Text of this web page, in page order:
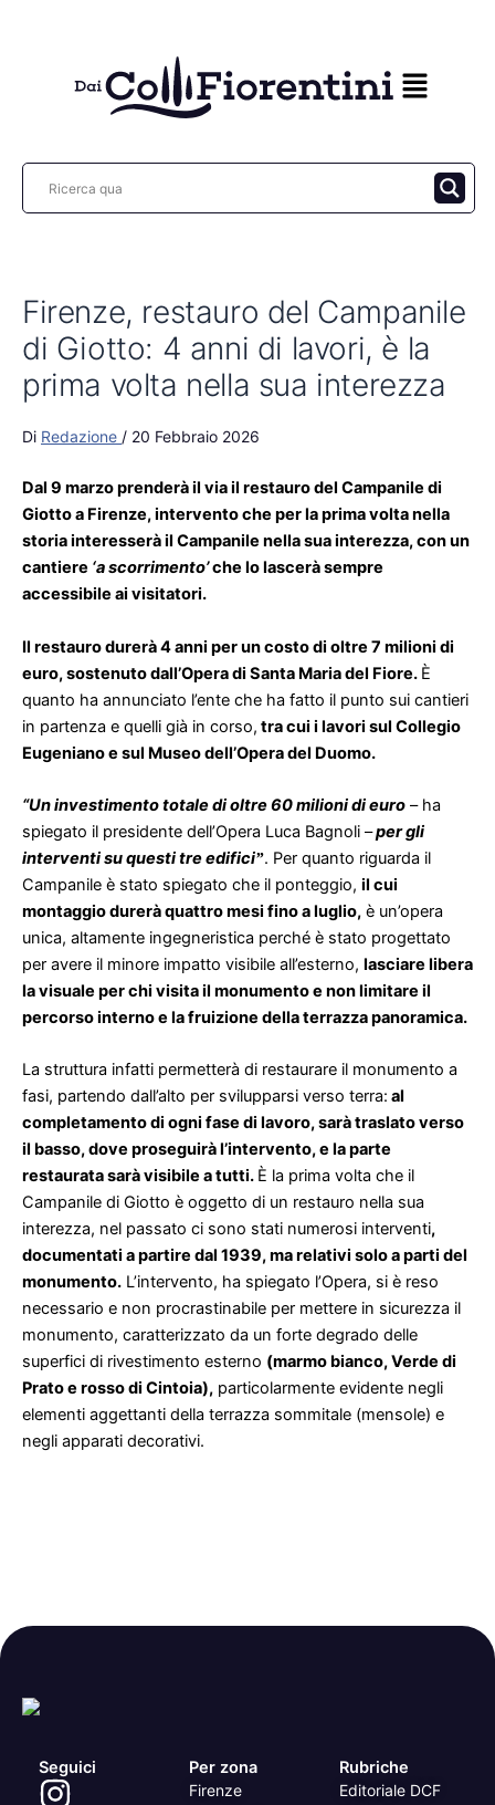
Firenze, restauro del Campanile
di Giotto: 4 anni di lavori, è la
prima volta nella sua interezza
Di Redazione / 20 Febbraio 2026
Dal 9 marzo prenderà il via il restauro del Campanile di
Giotto a Firenze, intervento che per la prima volta nella
storia interesserà il Campanile nella sua interezza, con un
cantiere ‘a scorrimento’che lo lascerà sempre
accessibile ai visitatori.
Il restauro durerà 4 anni per un costo di oltre 7 milioni di
euro, sostenuto dall’Opera di Santa Maria del Fiore. È
quanto ha annunciato l’ente che ha fatto il punto sui cantieri
in partenza e quelli già in corso, tra cui i lavori sul Collegio
Eugeniano e sul Museo dell’Opera del Duomo.
“Un investimento totale di oltre 60 milioni di euro – ha
spiegato il presidente dell’Opera Luca Bagnoli –per gli
interventi su questi tre edifici”. Per quanto riguarda il
Campanile è stato spiegato che il ponteggio, il cui
montaggio durerà quattro mesi fino a luglio, è un’opera
unica, altamente ingegneristica perché è stato progettato
per avere il minore impatto visibile all’esterno, lasciare libera
la visuale per chi visita il monumento e non limitare il
percorso interno e la fruizione della terrazza panoramica.
La struttura infatti permetterà di restaurare il monumento a
fasi, partendo dall’alto per svilupparsi verso terra: al
completamento di ogni fase di lavoro, sarà traslato verso
il basso, dove proseguirà l’intervento, e la parte
restaurata sarà visibile a tutti. È la prima volta che il
Campanile di Giotto è oggetto di un restauro nella sua
interezza, nel passato ci sono stati numerosi interventi,
documentati a partire dal 1939, ma relativi solo a parti del
monumento. L’intervento, ha spiegato l’Opera, si è reso
necessario e non procrastinabile per mettere in sicurezza il
monumento, caratterizzato da un forte degrado delle
superfici di rivestimento esterno (marmo bianco, Verde di
Prato e rosso di Cintoia), particolarmente evidente negli
elementi aggettanti della terrazza sommitale (mensole) e
negli apparati decorativi.
Seguici Per zona
Firenze
Rubriche
Editoriale DCF